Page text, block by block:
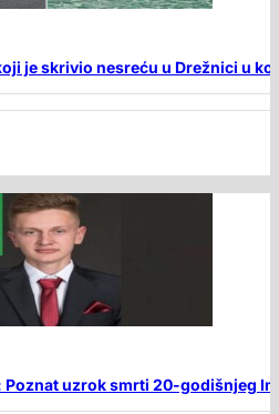
je skrivio nesreću u Drežnici u
uzrok smrti 20-godišnjeg